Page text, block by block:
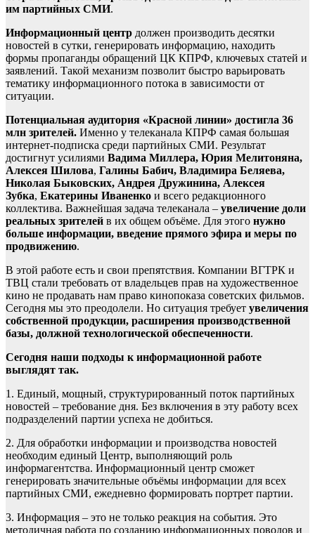
им партийных СМИ.
Информационный центр должен производить десятки
новостей в сутки, генерировать информацию, находить
формы пропаганды обращений ЦК КПРФ, ключевых статей и
заявлений. Такой механизм позволит быстро варьировать
тематику информационного потока в зависимости от
ситуации.
Потенциальная аудитория «Красной линии» достигла 36
млн зрителей. Именно у телеканала КПРФ самая большая
интернет-подписка среди партийных СМИ. Результат
достигнут усилиями Вадима Миллера, Юрия Мелитоняна,
Алексея Шилова, Галины Бабич, Владимира Беляева,
Николая Быковских, Андрея Дружинина, Алексея
Зубка, Екатерины Иваненко и всего редакционного
коллектива. Важнейшая задача телеканала – увеличение доли
реальных зрителей в их общем объёме. Для этого нужно
больше информации, введение прямого эфира и меры по
продвижению.
В этой работе есть и свои препятствия. Компании ВГТРК и
ТВЦ стали требовать от владельцев прав на художественное
кино не продавать нам право кинопоказа советских фильмов.
Сегодня мы это преодолели. Но ситуация требует увеличения
собственной продукции, расширения производственной
базы, должной технологической обеспеченности.
Сегодня наши подходы к информационной работе
выглядят так.
1. Единый, мощный, структурированный поток партийных
новостей – требование дня. Без включения в эту работу всех
подразделений партии успеха не добиться.
2. Для обработки информации и производства новостей
необходим единый Центр, выполняющий роль
информагентства. Информационный центр сможет
генерировать значительные объёмы информации для всех
партийных СМИ, ежедневно формировать портрет партии.
3. Информация – это не только реакция на события. Это
методичная работа по созданию информационных поводов и